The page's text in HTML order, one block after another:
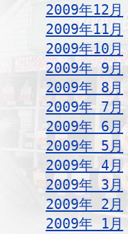
2009年12月
2009年11月
2009年10月
2009年 9月
2009年 8月
2009年 7月
2009年 6月
2009年 5月
2009年 4月
2009年 3月
2009年 2月
2009年 1月